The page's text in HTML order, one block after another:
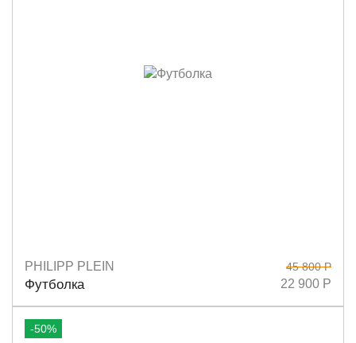
Размеры
PHILIPP PLEIN
Футболка
45 800 Р
22 900 Р
-50%